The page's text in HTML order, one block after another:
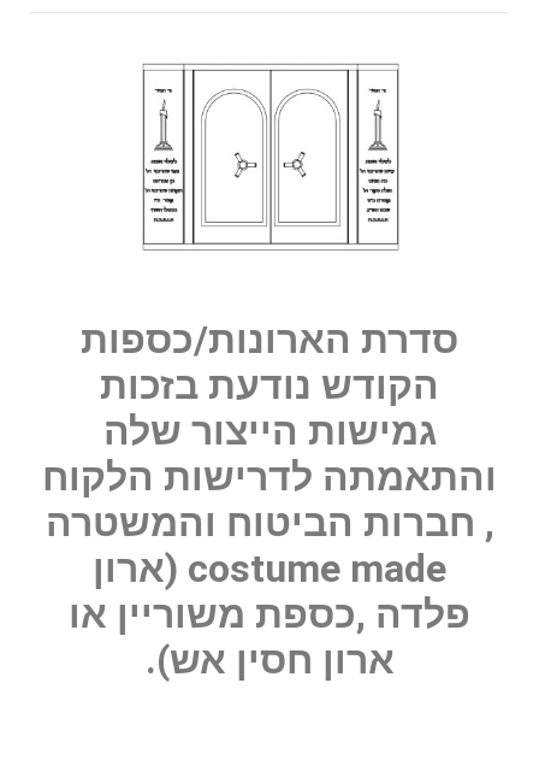
סדרת הארונות/כספות
הקודש נודעת בזכות
גמישות הייצור שלה
והתאמתה לדרישות הלקוח
, חברות הביטוח והמשטרה
costume made (ארון
פלדה ,כספת משוריין או
ארון חסין אש).